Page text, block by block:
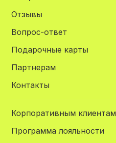
Отзывы
Вопрос-ответ
Подарочные карты
Партнерам
Контакты
Корпоративным клиентам
Программа лояльности